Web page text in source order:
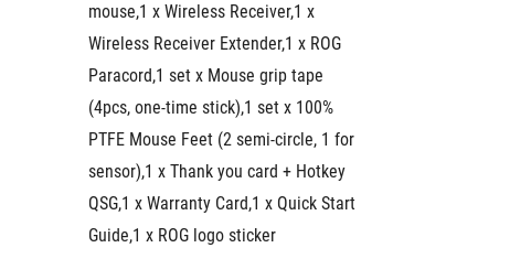
mouse,1 x Wireless Receiver,1 x
Wireless Receiver Extender,1 x ROG
Paracord,1 set x Mouse grip tape
(4pcs, one-time stick),1 set x 100%
PTFE Mouse Feet (2 semi-circle, 1 for
sensor),1 x Thank you card + Hotkey
QSG,1 x Warranty Card,1 x Quick Start
Guide,1 x ROG logo sticker